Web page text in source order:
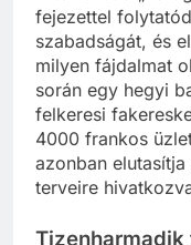
A történet a
fejezettel
szabadságát, és
milyen fájdalmat
során egy hegyi
felkeresi
4000 frankos
azonban elutasítja